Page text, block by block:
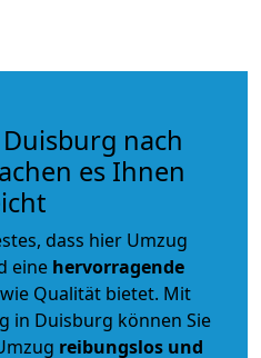
nach
es Ihnen
dass hier Umzug
eine hervorragende
Qualität bietet. Mit
in Duisburg können Sie
reibungslos und